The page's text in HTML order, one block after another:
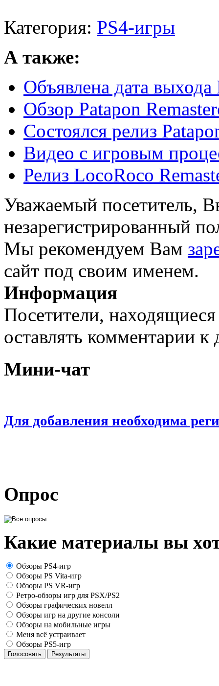
Категория: PS4-игры
А также:
Объявлена дата
Обзор Patapon
Состоялся релиз
Видео с игровым
Релиз LocoRoco
Уважаемый посетитель,
незарегистрированный
Мы рекомендуем Вам
сайт под своим именем.
Информация
Посетители,
оставлять комментарии
Мини-чат
Для добавления необходима
Опрос
Какие материалы вы
Обзоры PS4-игр
Обзоры PS Vita-игр
Обзоры PS VR-игр
Ретро-обзоры игр для PSX/PS2
Обзоры графических новелл
Обзоры игр на другие консоли
Обзоры на мобильные игры
Меня всё устраивает
Обзоры PS5-игр
Голосовать Результаты